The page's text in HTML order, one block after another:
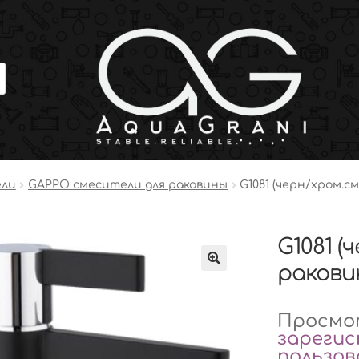
GAPPO смесители для раковины G1081 (черн/
G1081